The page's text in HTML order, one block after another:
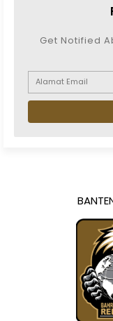
Get Notified